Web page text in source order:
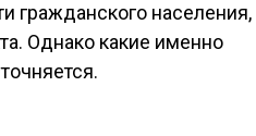
гражданского населения,
Однако какие именно